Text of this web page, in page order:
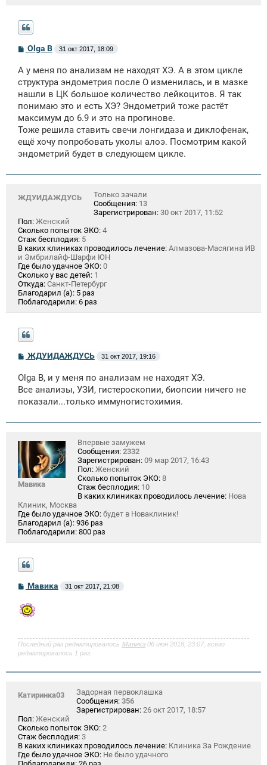
С
б
щ
е
н
и
Olga B 31 окт 2017, 18:09
А у меня по анализам не находят ХЭ. А в этом цикле
структура эндометрия после О изменилась, и в мазке
нашли в ЦК большое количество лейкоцитов. Я так
понимаю это и есть ХЭ? Эндометрий тоже растёт
максимум до 6.9 и это на прогинове.
Тоже решила ставить свечи лонгидаза и диклофенак,
ещё хочу попробовать уколы алоэ. Посмотрим какой
эндометрий будет в следующем цикле.
ЖДУИДАЖДУСЬ
Только зачали
Сообщения: 13
Зарегистрирован: 30 окт 2017, 11:52
Пол: Женский
Сколько попыток ЭКО: 4
Стаж бесплодия: 5
В каких клиниках проводилось лечение: Алмазова-Масягина ИВ
и Эмбрилайф-Шарфи ЮН
Где было удачное ЭКО: 0
Сколько у вас детей: 1
Откуда: Санкт-Петербург
Благодарил (а): 5 раз
Поблагодарили: 6 раз
С
б
щ
н
е
ЖДУИДАЖДУСЬ 31 окт 2017, 19:16
Olga B, и у меня по анализам не находят ХЭ.
Все анализы, УЗИ, гистероскопии, биопсии ничего не
показали...только иммуногистохимия.
Мавика
Впервые замужем
Сообщения: 2332
Зарегистрирован: 09 мар 2017, 16:43
Пол: Женский
Сколько попыток ЭКО: 8
Стаж бесплодия: 10
В каких клиниках проводилось лечение: Нова
Клиник, Москва
Где было удачное ЭКО: будет в Новаклиник!
Благодарил (а): 936 раз
Поблагодарили: 800 раз
С
о
б
щ
и
е
Мавика 31 окт 2017, 21:08
Последний раз редактировалось Мавика 06 июн 2018, 23:07, всего
редактировалось 1 раз.
Катиринка03
Задорная первоклашка
Сообщения: 356
Зарегистрирован: 26 окт 2017, 18:57
Пол: Женский
Сколько попыток ЭКО: 2
Стаж бесплодия: 3
В каких клиниках проводилось лечение: Клиника За Рождение
Где было удачное ЭКО: Не было удачного